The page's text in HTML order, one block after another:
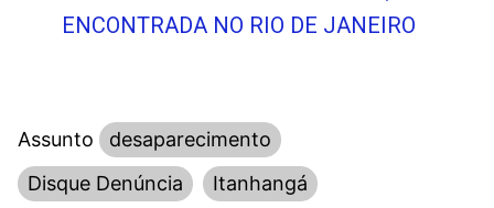
ENCONTRADA NO RIO DE JANEIRO
Assunto
desaparecimento
Disque Denúncia
Itanhangá